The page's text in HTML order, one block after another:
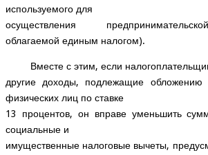
используемого для
осуществления
облагаемой единым налогом).
Вместе с этим, если
другие доходы, подлежащие
физических лиц по ставке
13 процентов, он вправе уменьшить
социальные и
имущественные налоговые вычеты,